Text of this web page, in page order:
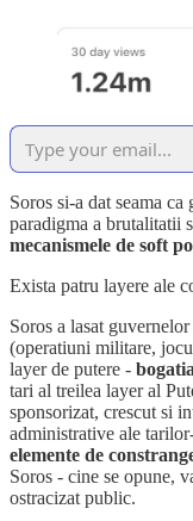
Soros si-a dat seama
paradigma a brutalitatii
mecanismele de soft
Exista patru layere ale
Soros a lasat
(operatiuni militare,
layer de putere - bogatia
tari al treilea layer al
sponsorizat, crescut si
administrative ale
elemente de
Soros - cine se opune,
ostracizat public.